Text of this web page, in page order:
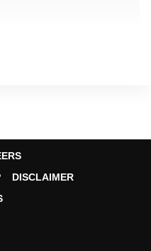
खरीदने की कीमत 15.80
DISCLAIMER